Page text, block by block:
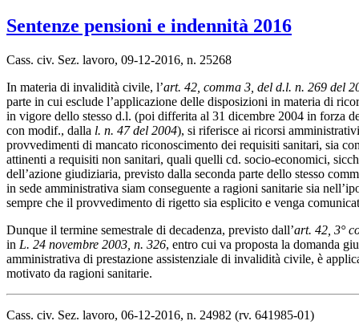
Sentenze pensioni e indennità 2016
Cass. civ. Sez. lavoro, 09-12-2016, n. 25268
In materia di invalidità civile, l’art. 42, comma 3, del d.l. n. 269 del
parte in cui esclude l’applicazione delle disposizioni in materia di
in vigore dello stesso d.l. (poi differita al 31 dicembre 2004 in forza
con modif., dalla l. n. 47 del 2004), si riferisce ai ricorsi
provvedimenti di mancato riconoscimento dei requisiti sanitari, sia
attinenti a requisiti non sanitari, quali quelli cd. socio-economici,
dell’azione giudiziaria, previsto dalla seconda parte dello stesso
in sede amministrativa siam conseguente a ragioni sanitarie sia
sempre che il provvedimento di rigetto sia esplicito e venga
Dunque il termine semestrale di decadenza, previsto dall’art. 42, 3°
in L. 24 novembre 2003, n. 326, entro cui va proposta la domanda
amministrativa di prestazione assistenziale di invalidità civile, è
motivato da ragioni sanitarie.
Cass. civ. Sez. lavoro, 06-12-2016, n. 24982 (rv. 641985-01)